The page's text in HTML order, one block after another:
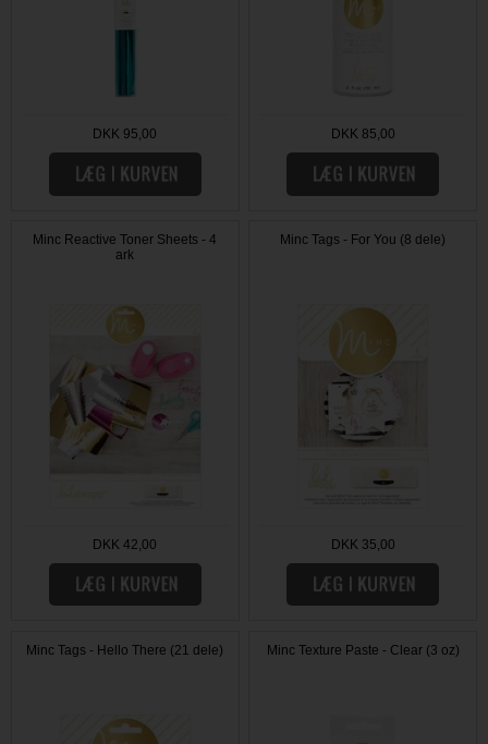
DKK 95,00 DKK 85,00
Minc Reactive Toner Sheets - 4
ark
DKK 42,00
Minc Tags - For You (8 dele)
DKK 35,00
Minc Tags - Hello There (21 dele) Minc Texture Paste - Clear (3 oz)